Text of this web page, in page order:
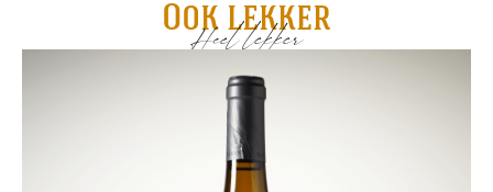
Ook lekker
Heel lekker